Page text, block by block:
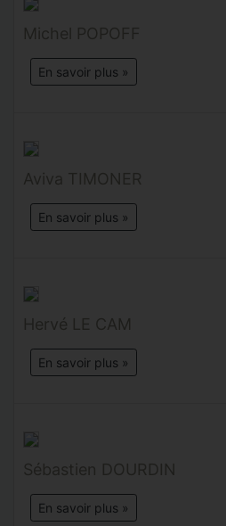
Michel POPOFF
En savoir plus »
Aviva TIMONER
En savoir plus »
Hervé LE CAM
En savoir plus »
Sébastien DOURDIN
En savoir plus »